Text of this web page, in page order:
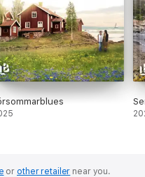
or other retailer near you.